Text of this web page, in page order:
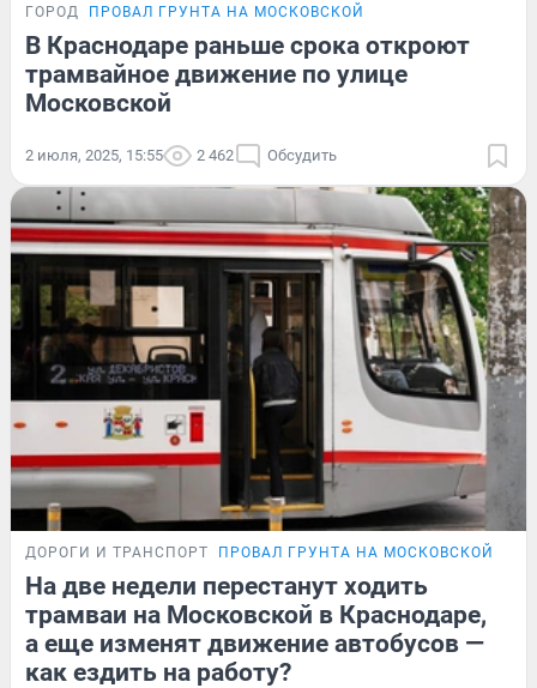
ГОРОД ПРОВАЛ ГРУНТА НА МОСКОВСКОЙ
В Краснодаре раньше срока откроют
трамвайное движение по улице
Московской
2 июля, 2025, 15:55 2 462 Обсудить
ДОРОГИ И ТРАНСПОРТ ПРОВАЛ ГРУНТА НА МОСКОВСКОЙ
На две недели перестанут ходить
трамваи на Московской в Краснодаре,
а еще изменят движение автобусов —
как ездить на работу?